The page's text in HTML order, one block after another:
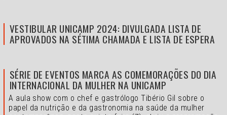
VESTIBULAR UNICAMP 2024: DIVULGADA LISTA DE
APROVADOS NA SÉTIMA CHAMADA E LISTA DE ESPERA
SÉRIE DE EVENTOS MARCA AS COMEMORAÇÕES DO DIA
INTERNACIONAL DA MULHER NA UNICAMP
A aula show com o chef e gastrólogo Tibério Gil sobre o
papel da nutrição e da gastronomia na saúde da mulher